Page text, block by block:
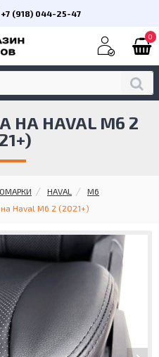
+7 (918) 044-25-47
0
HAVAL
M6
Haval M6 2 (2021+)
HAVAL M6 2